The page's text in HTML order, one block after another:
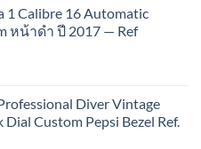
1 Calibre 16 Automatic
หน้าดำ ปี 2017 — Ref
Diver Vintage
Custom Pepsi Bezel Ref.